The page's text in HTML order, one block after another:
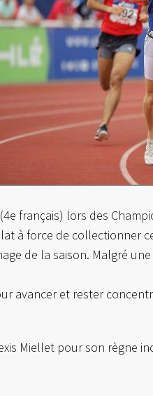
français) lors des
à force de collectionner
de la saison. Malgré
avancer et rester
Miellet pour son règne